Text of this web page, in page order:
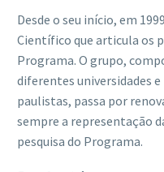
Desde o seu início, em
Científico que articula os
Programa. O grupo,
diferentes universidades
paulistas, passa por
sempre a representação
pesquisa do Programa.